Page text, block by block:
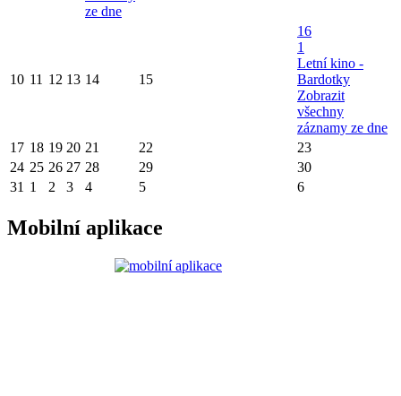
ze dne
10 11 12 13 14 15
16
1
Letní kino -
Bardotky
Zobrazit
všechny
záznamy ze dne
17 18 19 20 21 22
23
24 25 26 27 28 29
30
31 1 2 3 4 5 6
Mobilní aplikace